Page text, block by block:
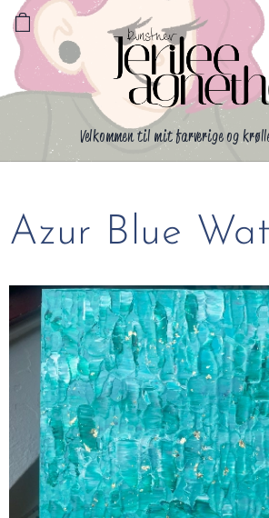
Velkommen til mit farverige og
Azur Blue